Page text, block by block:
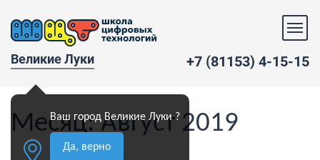
Великие Луки
Ваш город Великие Луки ?
Да, верно
+7 (81153) 4-15-15
Месяц:Август 2019